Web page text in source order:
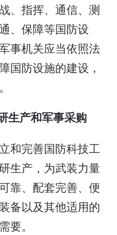
、指挥、通信、测
、保障等国防设
事机关应当依照法
国防设施的建设，
产和军事采购
和完善国防科技工
生产，为武装力量
靠、配套完善、便
备以及其他适用的
要。